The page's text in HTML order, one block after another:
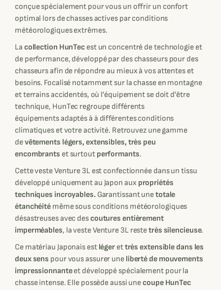
conçue spécialement pour vous un offrir un confort
optimal lors de chasses actives par conditions
météorologiques extrêmes.
La collection HunTec est un concentré de technologie et
de performance, développé par des chasseurs pour des
chasseurs afin de répondre au mieux à vos attentes et
besoins. Focalisé notamment sur la chasse en montagne
et terrains accidentés, où l'équipement se doit d'être
technique, HunTec regroupe différents
équipements adaptés à à différentes conditions
climatiques et votre activité. Retrouvez une gamme
devêtements légers, extensibles, très peu
encombrants et surtout performants.
Cette veste Venture 3L est confectionnée dans un tissu
développé uniquement au Japon aux propriétés
techniques incroyables.Garantissant unetotale
étanchéité même sous conditions météorologiques
désastreuses avec descoutures entièrement
imperméables, la veste Venture 3L restetrès silencieuse.
Ce matériau Japonais est léger ettrès extensible dans les
deux sens pour vous assurer uneliberté de mouvements
impressionnanteet développé spécialement pour la
chasse intense. Elle possède aussi unecoupe HunTec